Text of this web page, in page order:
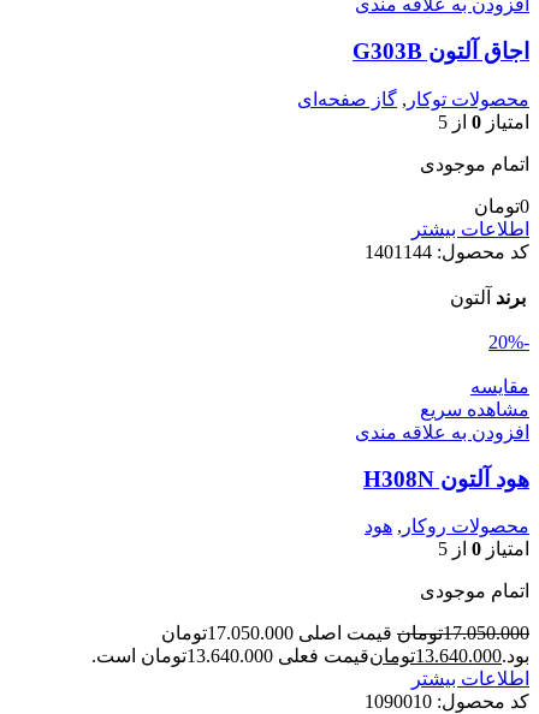
افزودن به علاقه مندی
اجاق آلتون G303B
محصولات توکار , گاز صفحه‌ای
امتیاز 0 از 5
اتمام موجودی
0تومان
اطلاعات بیشتر
کد محصول: 1401144
برند آلتون
-20%
مقایسه
مشاهده سریع
افزودن به علاقه مندی
هود آلتون H308N
محصولات روکار , هود
امتیاز 0 از 5
اتمام موجودی
17.050.000تومان
قیمت اصلی 17.050.000تومان
بود.13.640.000تومانقیمت فعلی 13.640.000تومان است.
اطلاعات بیشتر
کد محصول: 1090010